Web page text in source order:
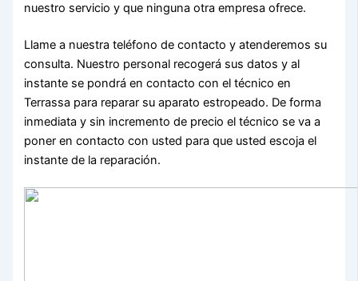
nuestro servicio y que ninguna otra empresa ofrece.
Llame a nuestra teléfono de contacto y atenderemos su
consulta. Nuestro personal recogerá sus datos y al
instante se pondrá en contacto con el técnico en
Terrassa para reparar su aparato estropeado. De forma
inmediata y sin incremento de precio el técnico se va a
poner en contacto con usted para que usted escoja el
instante de la reparación.